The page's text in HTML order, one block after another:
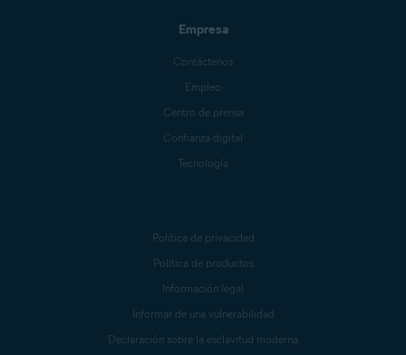
Empresa
Contáctenos
Empleo
Centro de prensa
Confianza digital
Tecnología
Política de privacidad
Política de productos
Información legal
Informar de una vulnerabilidad
Declaración sobre la esclavitud moderna